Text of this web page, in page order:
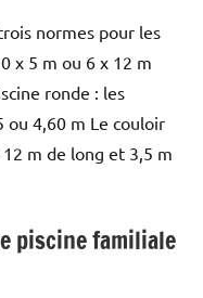
normes pour les
x 5 m ou 6 x 12 m
ronde : les
ou 4,60 m Le couloir
m de long et 3,5 m
piscine familiale